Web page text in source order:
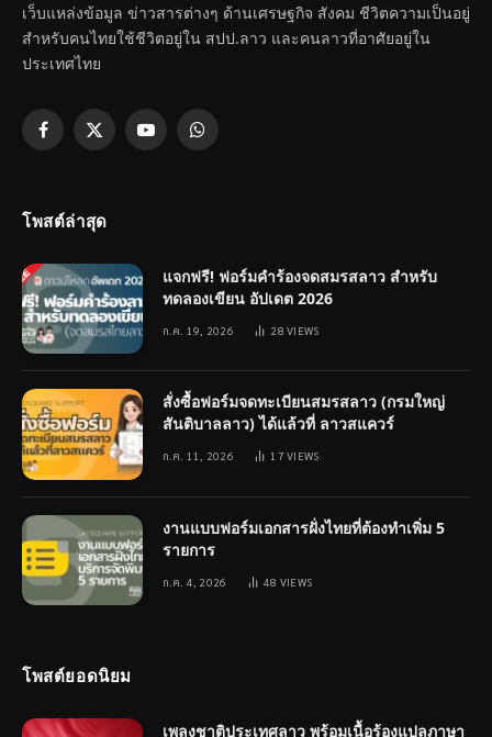
เว็บแหล่งข้อมูล ข่าวสารต่างๆ ด้านเศรษฐกิจ สังคม ชีวิตความเป็นอยู่
สำหรับคนไทยใช้ชีวิตอยู่ใน สปป.ลาว และคนลาวที่อาศัยอยู่ใน
ประเทศไทย
Facebook
X
YouTubeWhatsApp
โพสต์ล่าสุด
แจกฟรี! ฟอร์มคำร้องจดสมรสลาว สำหรับ
ทดลองเขียน อัปเดต 2026
ก.ค. 19, 2026 28VIEWS
สั่งซื้อฟอร์มจดทะเบียนสมรสลาว (กรมใหญ่
สันติบาลลาว) ได้แล้วที่ ลาวสแควร์
ก.ค. 11, 2026 17VIEWS
งานแบบฟอร์มเอกสารฝั่งไทยที่ต้องทำเพิ่ม 5
รายการ
ก.ค. 4, 2026 48 VIEWS
โพสต์ยอดนิยม
เพลงชาติประเทศลาว พร้อมเนื้อร้องแปลภาษา